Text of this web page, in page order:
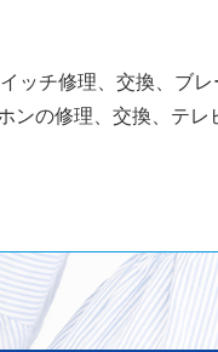
ッチ修理、交換、ブ
ンの修理、交換、テ